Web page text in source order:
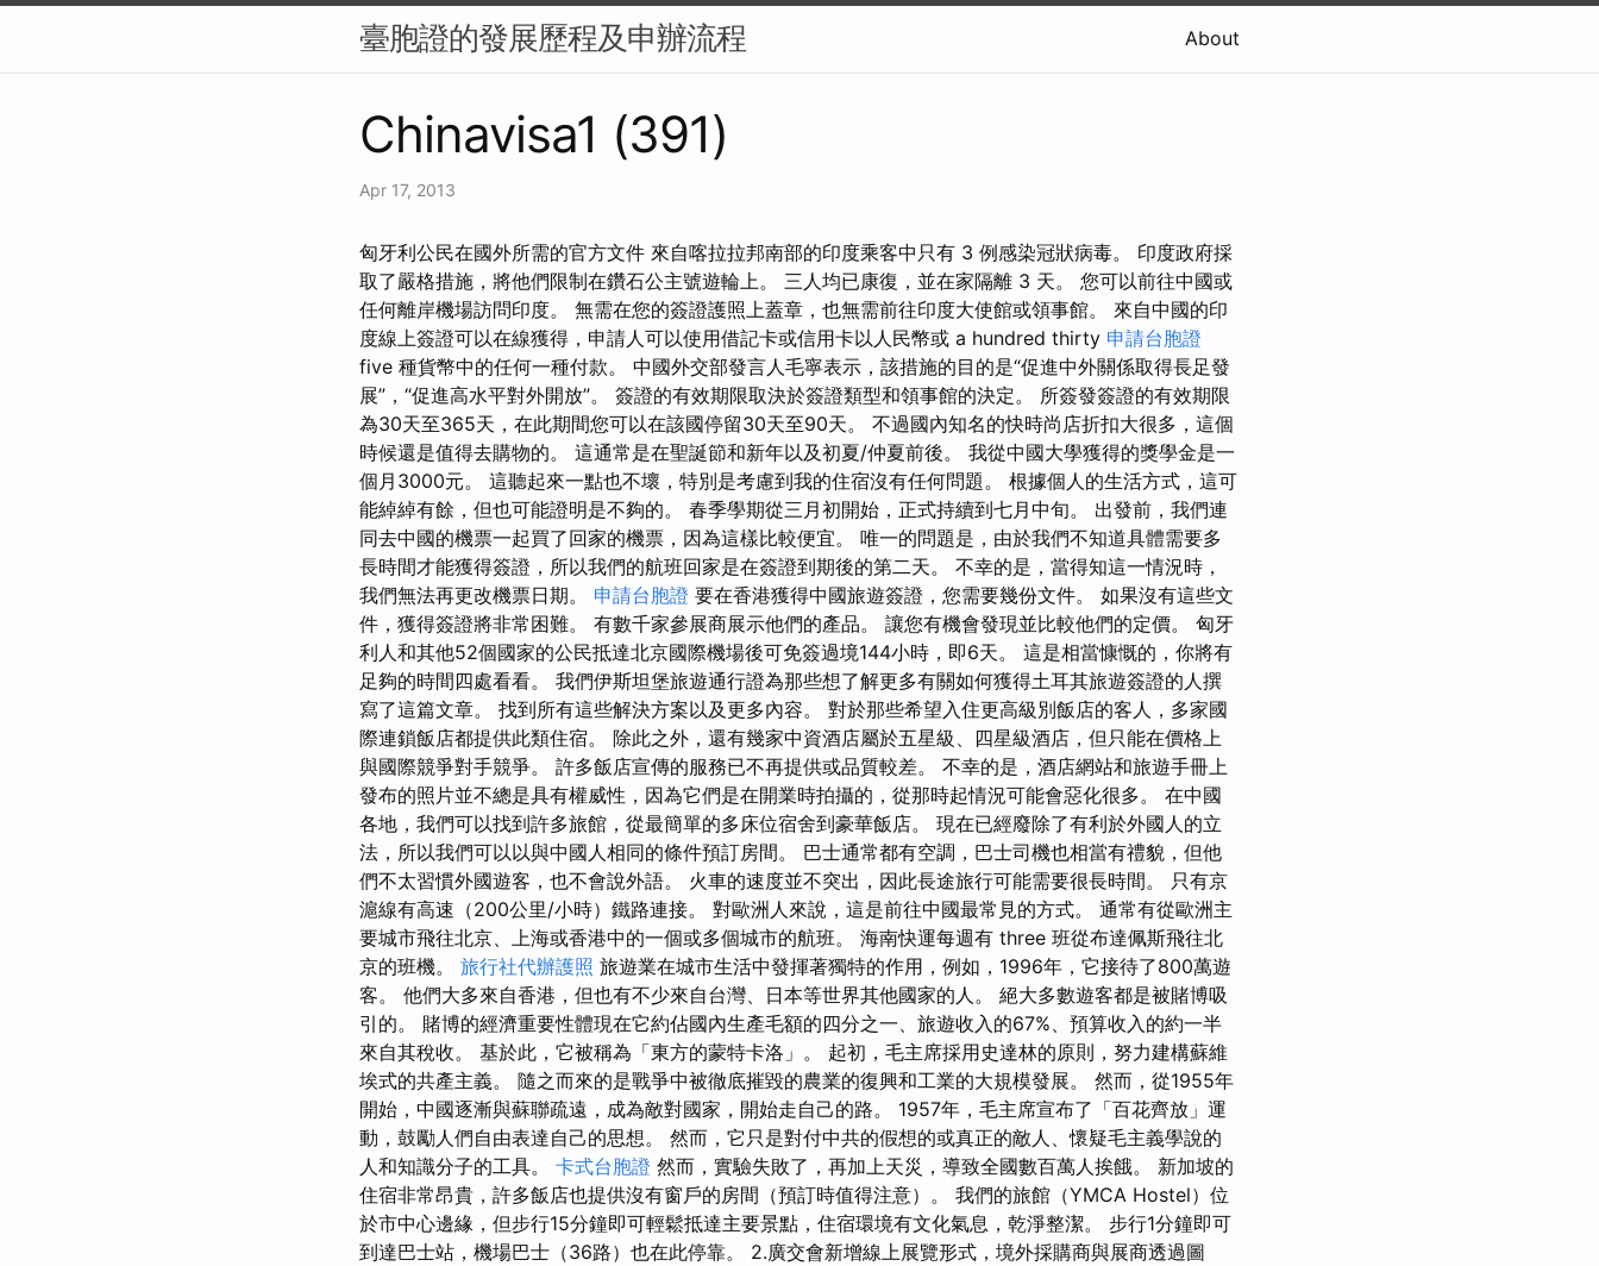
臺胞證的發展歷程及申辦流程 About
Chinavisa1 (391)
Apr 17, 2013
匈牙利公民在國外所需的官方文件 來自喀拉拉邦南部的印度乘客中只有 3 例感染冠狀病毒。 印度政府採
取了嚴格措施，將他們限制在鑽石公主號遊輪上。 三人均已康復，並在家隔離 3 天。 您可以前往中國或
任何離岸機場訪問印度。 無需在您的簽證護照上蓋章，也無需前往印度大使館或領事館。 來自中國的印
度線上簽證可以在線獲得，申請人可以使用借記卡或信用卡以人民幣或 a hundred thirty 申請台胞證
five 種貨幣中的任何一種付款。 中國外交部發言人毛寧表示，該措施的目的是“促進中外關係取得長足發
展”，“促進高水平對外開放”。 簽證的有效期限取決於簽證類型和領事館的決定。 所簽發簽證的有效期限
為30天至365天，在此期間您可以在該國停留30天至90天。 不過國內知名的快時尚店折扣大很多，這個
時候還是值得去購物的。 這通常是在聖誕節和新年以及初夏/仲夏前後。 我從中國大學獲得的獎學金是一
個月3000元。 這聽起來一點也不壞，特別是考慮到我的住宿沒有任何問題。 根據個人的生活方式，這可
能綽綽有餘，但也可能證明是不夠的。 春季學期從三月初開始，正式持續到七月中旬。 出發前，我們連
同去中國的機票一起買了回家的機票，因為這樣比較便宜。 唯一的問題是，由於我們不知道具體需要多
長時間才能獲得簽證，所以我們的航班回家是在簽證到期後的第二天。 不幸的是，當得知這一情況時，
我們無法再更改機票日期。 申請台胞證 要在香港獲得中國旅遊簽證，您需要幾份文件。 如果沒有這些文
件，獲得簽證將非常困難。 有數千家參展商展示他們的產品。 讓您有機會發現並比較他們的定價。 匈牙
利人和其他52個國家的公民抵達北京國際機場後可免簽過境144小時，即6天。 這是相當慷慨的，你將有
足夠的時間四處看看。 我們伊斯坦堡旅遊通行證為那些想了解更多有關如何獲得土耳其旅遊簽證的人撰
寫了這篇文章。 找到所有這些解決方案以及更多內容。 對於那些希望入住更高級別飯店的客人，多家國
際連鎖飯店都提供此類住宿。 除此之外，還有幾家中資酒店屬於五星級、四星級酒店，但只能在價格上
與國際競爭對手競爭。 許多飯店宣傳的服務已不再提供或品質較差。 不幸的是，酒店網站和旅遊手冊上
發布的照片​​並不總是具有權威性，因為它們是在開業時拍攝的，從那時起情況可能會惡化很多。 在中國
各地，我們可以找到許多旅館，從最簡單的多床位宿舍到豪華飯店。 現在已經廢除了有利於外國人的立
法，所以我們可以以與中國人相同的條件預訂房間。 巴士通常都有空調，巴士司機也相當有禮貌，但他
們不太習慣外國遊客，也不會說外語。 火車的速度並不突出，因此長途旅行可能需要很長時間。 只有京
滬線有高速（200公里/小時）鐵路連接。 對歐洲人來說，這是前往中國最常見的方式。 通常有從歐洲主
要城市飛往北京、上海或香港中的一個或多個城市的航班。 海南快運每週有 three 班從布達佩斯飛往北
京的班機。 旅行社代辦護照 旅遊業在城市生活中發揮著獨特的作用，例如，1996年，它接待了800萬遊
客。 他們大多來自香港，但也有不少來自台灣、日本等世界其他國家的人。 絕大多數遊客都是被賭博吸
引的。 賭博的經濟重要性體現在它約佔國內生產毛額的四分之一、旅遊收入的67%、預算收入的約一半
來自其稅收。 基於此，它被稱為「東方的蒙特卡洛」。 起初，毛主席採用史達林的原則，努力建構蘇維
埃式的共產主義。 隨之而來的是戰爭中被徹底摧毀的農業的復興和工業的大規模發展。 然而，從1955年
開始，中國逐漸與蘇聯疏遠，成為敵對國家，開始走自己的路。 1957年，毛主席宣布了「百花齊放」運
動，鼓勵人們自由表達自己的思想。 然而，它只是對付中共的假想的或真正的敵人、懷疑毛主義學說的
人和知識分子的工具。 卡式台胞證 然而，實驗失敗了，再加上天災，導致全國數百萬人挨餓。 新加坡的
住宿非常昂貴，許多飯店也提供沒有窗戶的房間（預訂時值得注意）。 我們的旅館（YMCA Hostel）位
於市中心邊緣，但步行15分鐘即可輕鬆抵達主要景點，住宿環境有文化氣息，乾淨整潔。 步行1分鐘即可
到達巴士站，機場巴士（36路）也在此停靠。 2.廣交會新增線上展覽形式，境外採購商與展商透過圖